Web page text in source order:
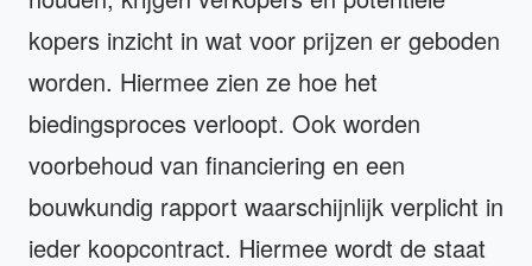
kopers inzicht in wat voor prijzen er geboden
worden. Hiermee zien ze hoe het
biedingsproces verloopt. Ook worden
voorbehoud van financiering en een
bouwkundig rapport waarschijnlijk verplicht in
ieder koopcontract. Hiermee wordt de staat